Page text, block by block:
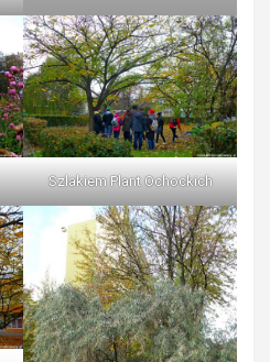
Szlakiem Plant Ochockich